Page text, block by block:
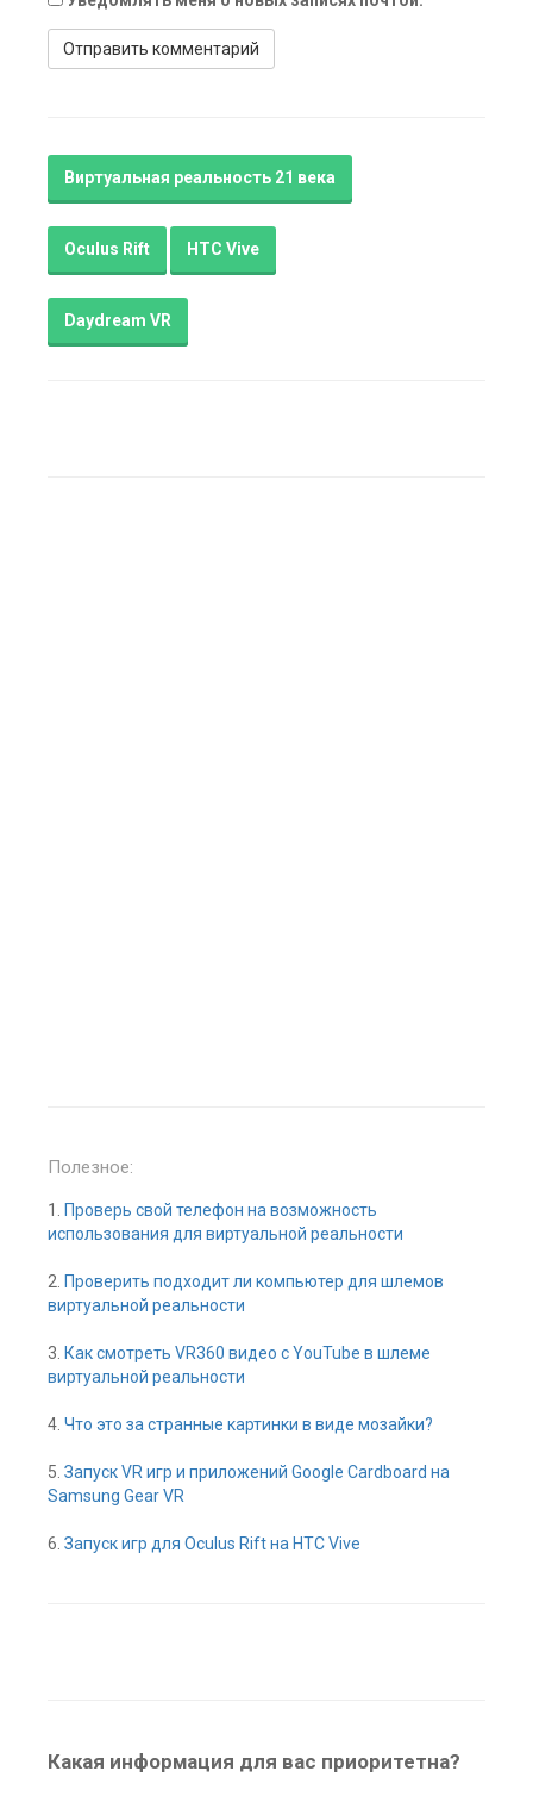
Виртуальная реальность 21 века
Oculus Rift HTC Vive
Daydream VR
Полезное:
1.
Проверь свой телефон на возможность
использования для виртуальной реальности
2. Проверить подходит ли компьютер для шлемов
виртуальной реальности
3. Как смотреть VR360 видео с YouTube в шлеме
виртуальной реальности
4. Что это за странные картинки в виде мозайки?
5. Запуск VR игр и приложений Google Cardboard на
Samsung Gear VR
6. Запуск игр для Oculus Rift на HTC Vive
Какая информация для вас приоритетна?